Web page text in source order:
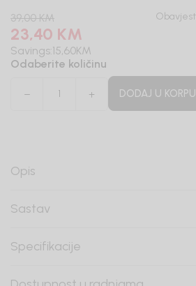
39,00 KM
23,40 KM
Savings:15,60KM
Odaberite količinu
DODAJ U KORPU
Opis
Sastav
Specifikacije